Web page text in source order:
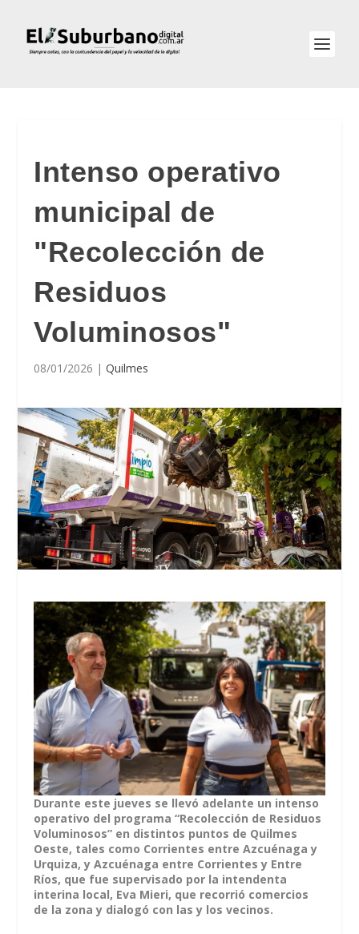
Intenso operativo
municipal de
"Recolección de
Residuos
Voluminosos"
08/01/2026 |Quilmes
Durante este jueves se llevó adelante un intenso
operativo del programa “Recolección de Residuos
Voluminosos” en distintos puntos de Quilmes
Oeste, tales como Corrientes entre Azcuénaga y
Urquiza, y Azcuénaga entre Corrientes y Entre
Ríos, que fue supervisado por la intendenta
interina local, Eva Mieri, que recorrió comercios
de la zona y dialogó con las y los vecinos.